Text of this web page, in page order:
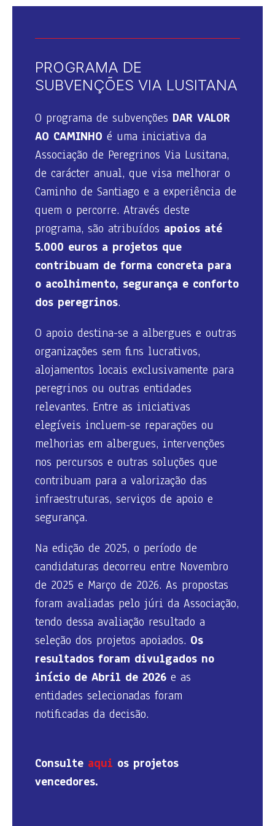
PROGRAMA DE
SUBVENÇÕES VIA LUSITANA
O programa de subvenções DAR VALOR
AO CAMINHO é uma iniciativa da
Associação de Peregrinos Via Lusitana,
de carácter anual, que visa melhorar o
Caminho de Santiago e a experiência de
quem o percorre. Através deste
programa, são atribuídos apoios até
5.000 euros a projetos que
contribuam de forma concreta para
o acolhimento, segurança e conforto
dos peregrinos.
O apoio destina-se a albergues e outras
organizações sem fins lucrativos,
alojamentos locais exclusivamente para
peregrinos ou outras entidades
relevantes. Entre as iniciativas
elegíveis incluem-se reparações ou
melhorias em albergues, intervenções
nos percursos e outras soluções que
contribuam para a valorização das
infraestruturas, serviços de apoio e
segurança.
Na edição de 2025, o período de
candidaturas decorreu entre Novembro
de 2025 e Março de 2026. As propostas
foram avaliadas pelo júri da Associação,
tendo dessa avaliação resultado a
seleção dos projetos apoiados. Os
resultados foram divulgados no
início de Abril de 2026 e as
entidades selecionadas foram
notificadas da decisão.
Consulte aqui os projetos
vencedores.